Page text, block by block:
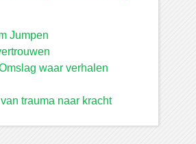
Jumpen
waar verhalen
trauma naar kracht